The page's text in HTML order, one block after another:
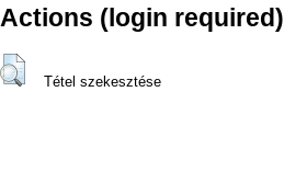
Actions (login required)
Tétel szekesztése